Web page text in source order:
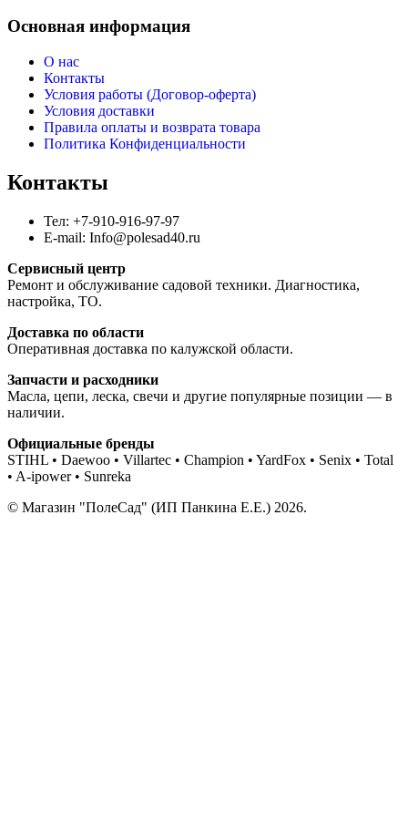
Основная информация
О нас
Контакты
Условия работы (Договор-оферта)
Условия доставки
Правила оплаты и возврата товара
Политика Конфиденциальности
Контакты
Тел: +7-910-916-97-97
E-mail: Info@polesad40.ru
Сервисный центр
Ремонт и обслуживание садовой техники. Диагностика,
настройка, ТО.
Доставка по области
Оперативная доставка по калужской области.
Запчасти и расходники
Масла, цепи, леска, свечи и другие популярные позиции — в
наличии.
Официальные бренды
STIHL • Daewoo • Villartec • Champion • YardFox • Senix • Total
• A-ipower • Sunreka
© Магазин "ПолеСад" (ИП Панкина Е.Е.) 2026.